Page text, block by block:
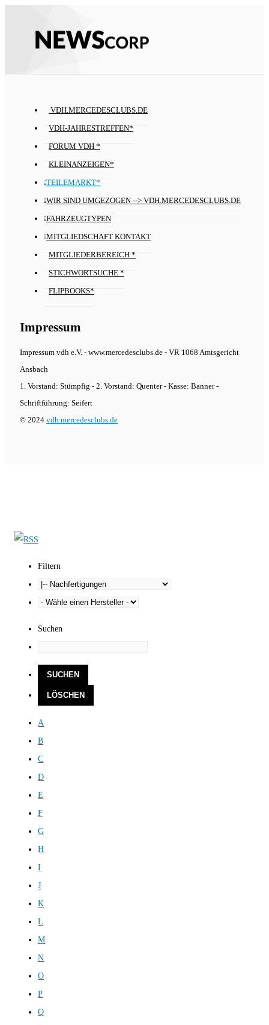
VDH.MERCEDESCLUBS.DE
VDH-JAHRESTREFFEN*
FORUM VDH *
KLEINANZEIGEN*
TEILEMARKT*
WIR SIND UMGEZOGEN --> VDH.MERCEDESCLUBS.DE
FAHRZEUGTYPEN
MITGLIEDSCHAFT KONTAKT
MITGLIEDERBEREICH *
STICHWORTSUCHE *
FLIPBOOKS*
Impressum
Impressum vdh e.V. - www.mercedesclubs.de - VR 1068 Amtsgericht
Ansbach
1. Vorstand: Stümpfig - 2. Vorstand: Quenter - Kasse: Banner -
Schriftführung: Seifert
© 2024 vdh.mercedesclubs.de
Filtern
Suchen
A
B
C
D
E
F
G
H
I
J
K
L
M
N
O
P
Q